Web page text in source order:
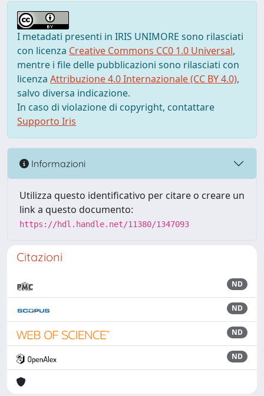
I metadati presenti in IRIS UNIMORE sono rilasciati
con licenza Creative Commons CC0 1.0 Universal,
mentre i file delle pubblicazioni sono rilasciati con
licenza Attribuzione 4.0 Internazionale (CC BY 4.0),
salvo diversa indicazione.
In caso di violazione di copyright, contattare
Supporto Iris
Informazioni
Utilizza questo identificativo per citare o creare un
link a questo documento:
https://hdl.handle.net/11380/1347093
Citazioni
ND
ND
ND
ND